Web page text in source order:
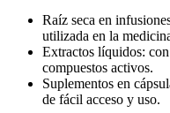
Raíz seca en
utilizada en la
Extractos líquidos:
compuestos activos.
Suplementos en
de fácil acceso y uso.